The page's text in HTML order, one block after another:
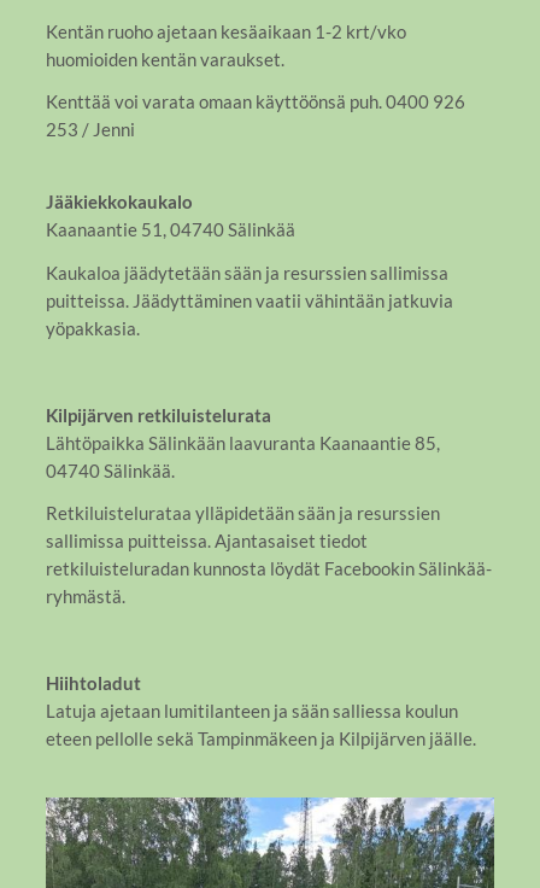
Kentän ruoho ajetaan kesäaikaan 1-2 krt/vko
huomioiden kentän varaukset.
Kenttää voi varata omaan käyttöönsä puh. 0400 926
253 / Jenni
Jääkiekkokaukalo
Kaanaantie 51, 04740 Sälinkää
Kaukaloa jäädytetään sään ja resurssien sallimissa
puitteissa. Jäädyttäminen vaatii vähintään jatkuvia
yöpakkasia.
Kilpijärven retkiluistelurata
Lähtöpaikka Sälinkään laavuranta Kaanaantie 85,
04740 Sälinkää.
Retkiluistelurataa ylläpidetään sään ja resurssien
sallimissa puitteissa. Ajantasaiset tiedot
retkiluisteluradan kunnosta löydät Facebookin Sälinkää-
ryhmästä.
Hiihtoladut
Latuja ajetaan lumitilanteen ja sään salliessa koulun
eteen pellolle sekä Tampinmäkeen ja Kilpijärven jäälle.